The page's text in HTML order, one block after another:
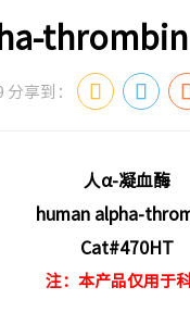
thrombin
享到：
人α-凝血酶
human alpha-
Cat#470HT
注：本产品仅用于